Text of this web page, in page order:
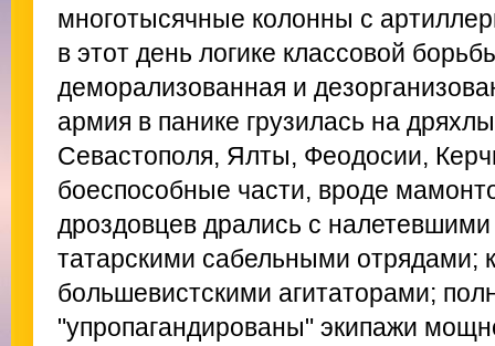
многотысячные колонны с
в этот день логике классовой
деморализованная и
армия в панике грузилась на
Севастополя, Ялты, Феодосии,
боеспособные части, вроде
дроздовцев дрались с
татарскими сабельными отрядами;
большевистскими агитаторами;
"упропагандированы" экипажи